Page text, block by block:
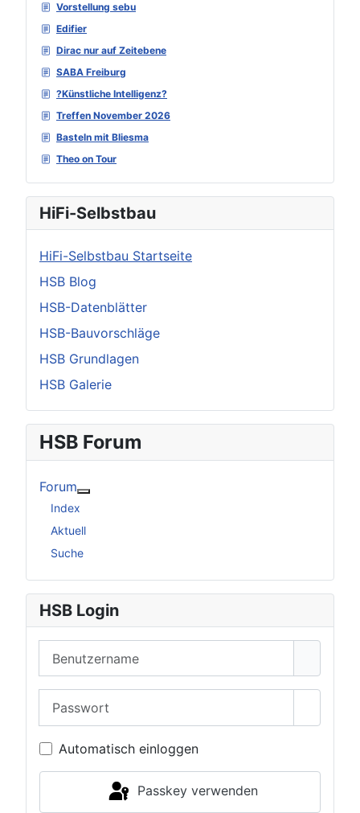
Vorstellung sebu
Edifier
Dirac nur auf Zeitebene
SABA Freiburg
?Künstliche Intelligenz?
Treffen November 2026
Basteln mit Bliesma
Theo on Tour
HiFi-Selbstbau
HiFi-Selbstbau Startseite
HSB Blog
HSB-Datenblätter
HSB-Bauvorschläge
HSB Grundlagen
HSB Galerie
HSB Forum
Forum
Index
Aktuell
Suche
HSB Login
Automatisch einloggen
Passkey verwenden